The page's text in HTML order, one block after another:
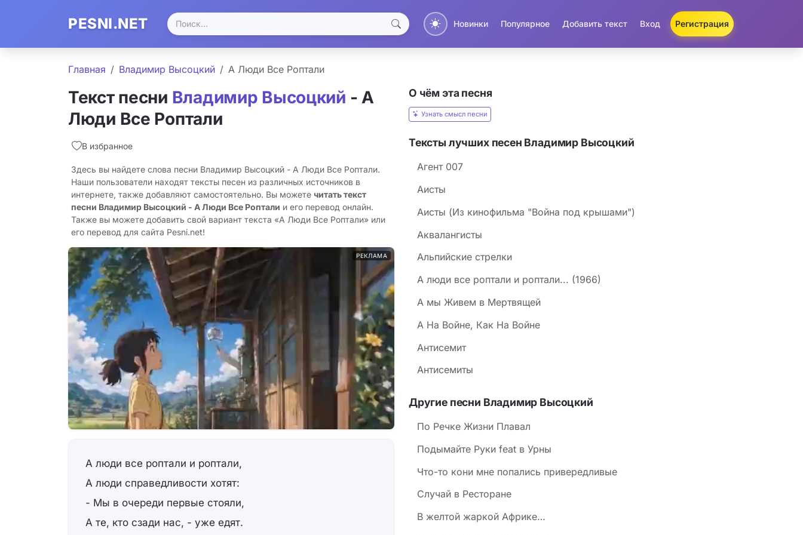
PESNI.NET Новинки Популярное Добавить текст Вход Регистрация
Главная Владимир Высоцкий А Люди Все Роптали
Текст песни Владимир Высоцкий - А
Люди Все Роптали
В избранное
Здесь вы найдете слова песни Владимир Высоцкий - А Люди Все Роптали.
Наши пользователи находят тексты песен из различных источников в
интернете, также добавляют самостоятельно. Вы можете читать текст
песни Владимир Высоцкий - А Люди Все Роптали и его перевод онлайн.
Также вы можете добавить свой вариант текста «А Люди Все Роптали» или
его перевод для сайта Pesni.net!
РЕКЛАМА
А люди все роптали и роптали,
А люди справедливости хотят:
- Мы в очереди первыe стояли,
А те, кто сзади нас, - уже едят.
О чём эта песня
Узнать смысл песни
Тексты лучших песен Владимир Высоцкий
Агент 007
Аисты
Аисты (Из кинофильма "Война под крышами")
Аквалангисты
Альпийские стрелки
А люди все роптали и роптали... (1966)
А мы Живем в Мертвящей
А На Войне, Как На Войне
Антисемит
Антисемиты
Другие песни Владимир Высоцкий
По Речке Жизни Плавал
Подымайте Руки feat в Урны
Что-то кони мне попались привередливые
Случай в Ресторане
В желтой жаркой Африке…